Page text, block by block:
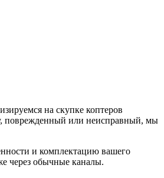
на скупке коптеров
поврежденный или неисправный, мы
и комплектацию вашего
через обычные каналы.